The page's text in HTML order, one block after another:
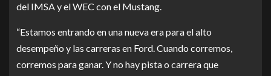
del IMSA y el WEC con el Mustang.
“Estamos entrando en una nueva era para el alto
desempeño y las carreras en Ford. Cuando corremos,
corremos para ganar. Y no hay pista o carrera que